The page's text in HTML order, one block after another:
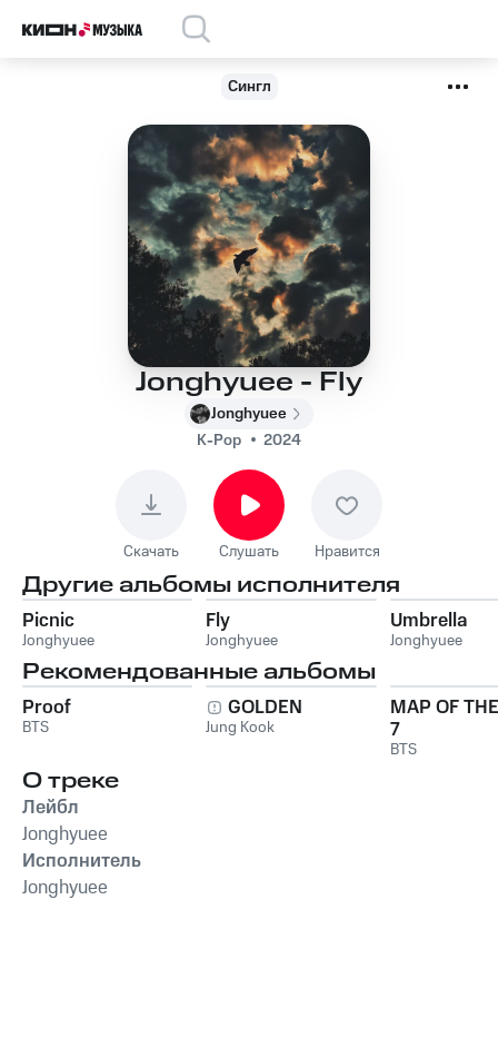
Сингл
Jonghyuee - Fly
Jonghyuee
K-Pop
2024
Скачать Слушать Нравится
Другие альбомы исполнителя
Picnic
Jonghyuee
Fly
Jonghyuee
Umbrella
Jonghyuee
Рекомендованные альбомы
Proof
BTS
GOLDEN
Jung Kook
MAP OF
7
BTS
О треке
Лейбл
Jonghyuee
Исполнитель
Jonghyuee